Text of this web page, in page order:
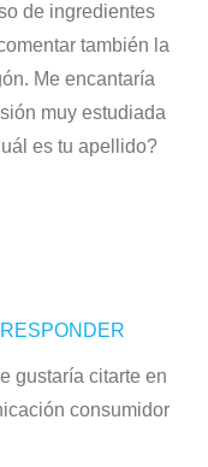
de ingredientes
también la
Me encantaría
muy estudiada
es tu apellido?
RESPONDER
gustaría citarte en
consumidor